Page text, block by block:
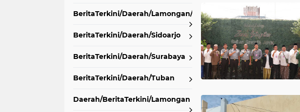
BeritaTerkini/Daerah/Lamongan/Jatim
BeritaTerkini/Daerah/Sidoarjo
BeritaTerkini/Daerah/Surabaya
BeritaTerkini/Daerah/Tuban
Daerah/BeritaTerkini/Lamongan